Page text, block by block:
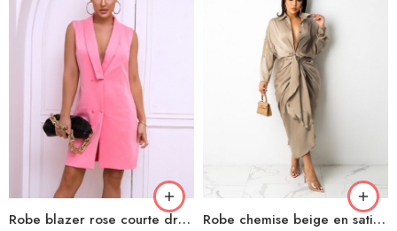
Robe blazer rose courte droite sans manches Robe chemise beige en satin longue manches longues avec cordon